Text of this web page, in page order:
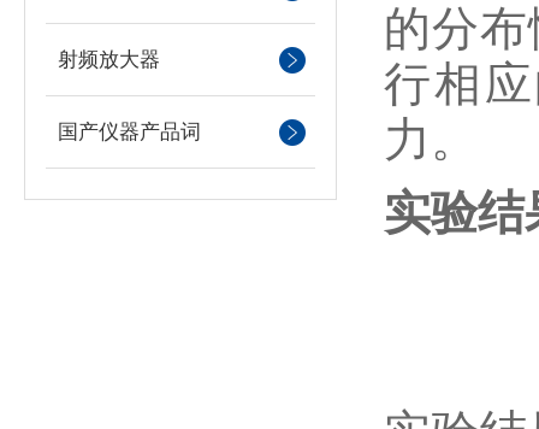
射频放大器
国产仪器产品词
的分
行相
力。
实验结